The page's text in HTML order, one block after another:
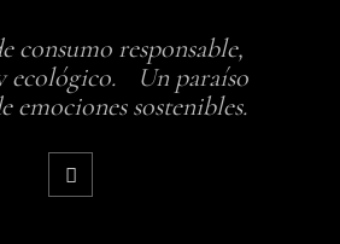
consumo responsable,
ecológico. Un paraíso
emociones sostenibles.